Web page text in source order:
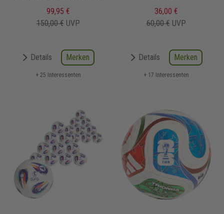
99,95 €
150,00 € UVP
Details Merken
+ 25 Interessenten
36,00 €
60,00 € UVP
Details Merken
+ 17 Interessenten